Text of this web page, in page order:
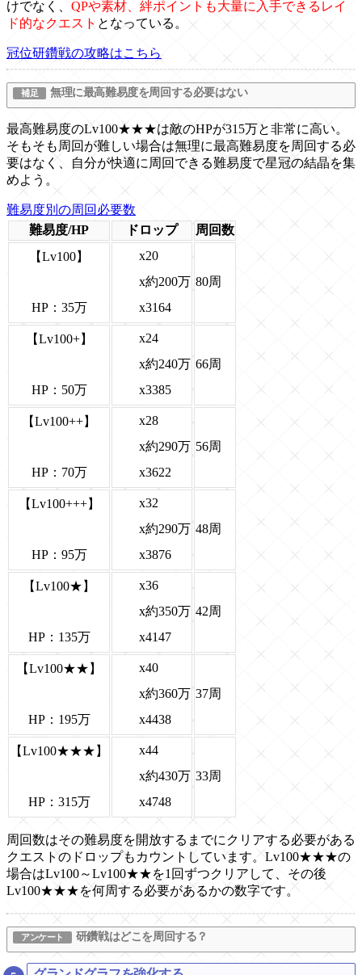
けでなく、 QPや素材、絆ポイントも大量に入手できるレイ
ド的なクエスト となっている。
冠位研鑽戦の攻略はこちら
無理に最高難易度を周回する必要はない
最高難易度のLv100★★★は敵のHPが315万と非常に高い。
そもそも周回が難しい場合は無理に最高難易度を周回する必
要はなく、自分が快適に周回できる難易度で星冠の結晶を集
めよう。
難易度別の周回必要数
難易度/HP
ドロップ
周回数
【Lv100】
HP：35万
x20
x約200万
x3164
80周
【Lv100+】
HP：50万
x24
x約240万
x3385
66周
【Lv100++】
HP：70万
x28
x約290万
x3622
56周
【Lv100+++】
HP：95万
x32
x約290万
x3876
48周
【Lv100★】
HP：135万
x36
x約350万
x4147
42周
【Lv100★★】
HP：195万
x40
x約360万
x4438
37周
【Lv100★★★】
HP：315万
x44
x約430万
x4748
33周
周回数はその難易度を開放するまでにクリアする必要がある
クエストのドロップもカウントしています。Lv100★★★の
場合はLv100～Lv100★★を1回ずつクリアして、その後
Lv100★★★を何周する必要があるかの数字です。
研鑽戦はどこを周回する？